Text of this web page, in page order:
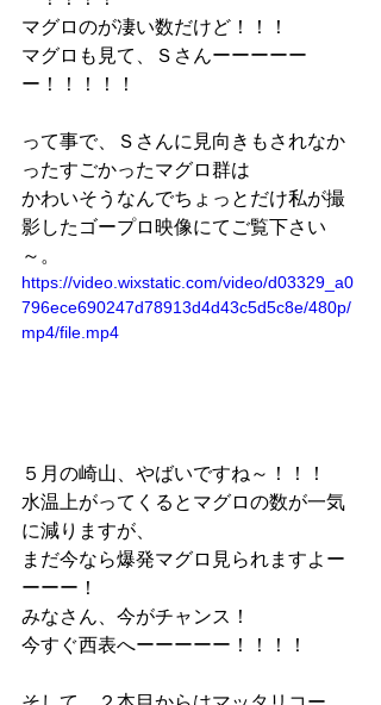
マグロのが凄い数だけど！！！
マグロも見て、Ｓさんーーーーー
ー！！！！！
って事で、Ｓさんに見向きもされなか
ったすごかったマグロ群は
かわいそうなんでちょっとだけ私が撮
影したゴープロ映像にてご覧下さい
～。
https://video.wixstatic.com/video/d03329_a0
796ece690247d78913d4d43c5d5c8e/480p/
mp4/file.mp4
５月の崎山、やばいですね～！！！
水温上がってくるとマグロの数が一気
に減りますが、
まだ今なら爆発マグロ見られますよー
ーーー！
みなさん、今がチャンス！
今すぐ西表へーーーーー！！！！